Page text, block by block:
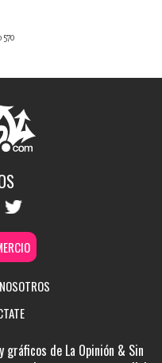
570
de La Opinión & Sin